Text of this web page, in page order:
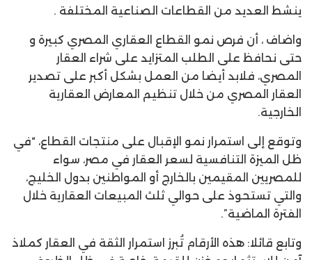
ينشط العديد من القطاعات الصناعية المختلفة .
واضاف ، أن فرص نمو القطاع العقاري المصري كبيرة و
حتى نحافظ على الطلب المتزايد على شراء العقار
المصري، فلابد أيضا من العمل بشكل أكبر على تصدير
العقار المصري من خلال تنظيم المعارض العقارية
الخارجية.
وتوقع إلى استمرار نمو الإقبال على منتجات القطاع، “في
ظل الميزة التنافسية لسعر العقار في مصر، سواء
للمصريين المقيمين بالخارج أو المواطنين بدول الخليج،
والتي تستحوذ على حوالي ثلث المبيعات العقارية خلال
الفترة الماضية”.
وتابع قائلا: هذه الأرقام تُبرز استمرار الثقة في العقار كملاذ